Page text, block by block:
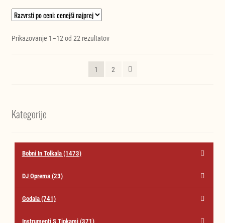
Prikazovanje 1–12 od 22 rezultatovRazvrščeno
od
1 2
Kategorije
Bobni In Tolkala (1473)
DJ Oprema (23)
Godala (741)
Instrumenti S Tipkami (371)